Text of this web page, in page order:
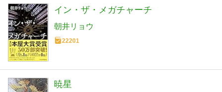
イン・ザ・メガチャーチ
朝井リョウ
22201
暁星